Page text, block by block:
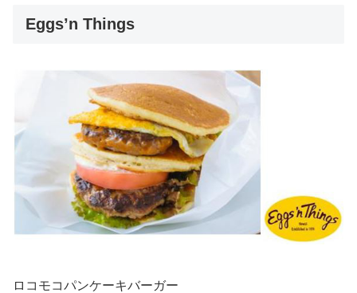
Eggs’n Things
ロコモコパンケーキバーガー